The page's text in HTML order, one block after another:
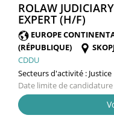
ROLAW
EXPERT (H/F)
EUROPE
(RÉPUBLIQUE)
CDDU
Secteurs d'activité : Justice
Date limite de candidature